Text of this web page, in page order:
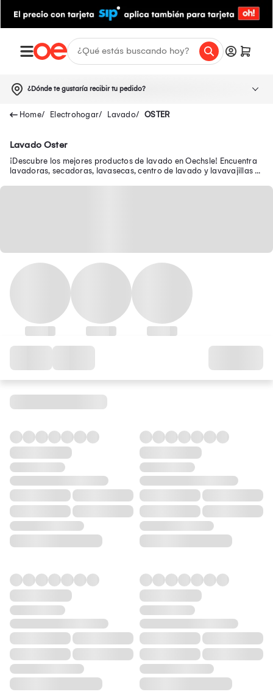
¿Dónde te gustaría recibir tu pedido?
Electrohogar Lavado OSTER
Lavado Oster
¡Descubre los mejores productos de lavado en Oechsle! Encuentra
lavadoras, secadoras, lavasecas, centro de lavado y lavavajillas a